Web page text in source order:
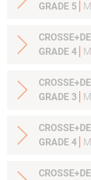
GRADE 5
GRADE 4
GRADE 3
GRADE 4